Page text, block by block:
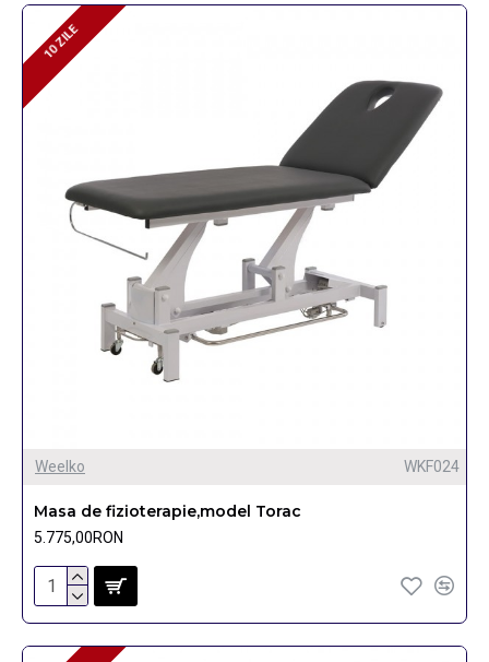
10 ZILE
10 ZILE
Weelko WKF024
Masa de fizioterapie,model Torac
5.775,00RON